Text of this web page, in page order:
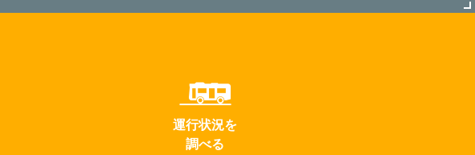
運行状況を
調べる